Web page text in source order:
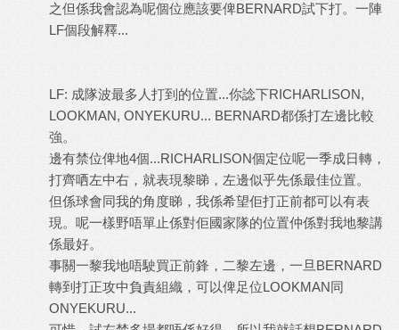
之但係我會認為呢個位應該要俾BERNARD試下打。一陣
LF個段解釋...
LF: 成隊波最多人打到的位置...你諗下RICHARLISON,
LOOKMAN, ONYEKURU... BERNARD都係打左邊比較
強。
邊有禁位俾地4個...RICHARLISON個定位呢一季成日轉，
打齊哂左中右，就表現黎睇，左邊似乎先係最佳位置。
但係球會同我的角度睇，我係希望佢打正前都可以有表
現。呢一樣野唔單止係對佢國家隊的位置仲係對我地黎講
係最好。
事關一黎我地唔駛買正前鋒，二黎左邊，一旦 BERNARD
轉到打正攻中負責組織，可以俾足位LOOKMAN同
ONYEKURU...